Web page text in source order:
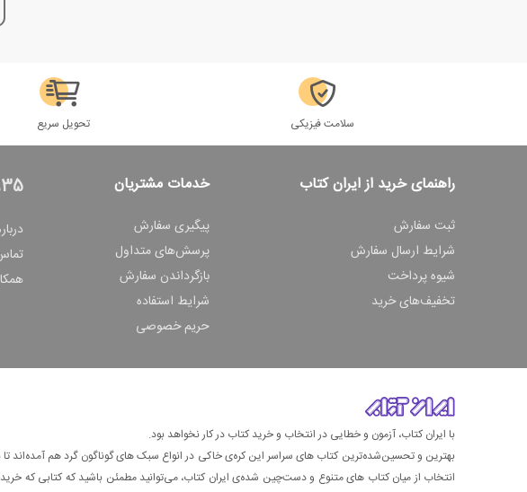
سلامت فیزیکی تحویل سریع
راهنمای خرید از ایران کتاب
ثبت سفارش
شرایط ارسال سفارش
شیوه پرداخت
تخفیف‌های خرید
خدمات مشتریان
پیگیری سفارش
پرسش‌های متداول
بازگرداندن سفارش
شرایط استفاده
حریم خصوصی
با ایران کتاب، آزمون و خطایی در انتخاب و خرید کتاب در کار نخواهد بود.
بهترین و تحسین‌شده‌ترین کتاب‌ های سراسر این کره‌ی خاکی در انواع سبک های گوناگون گرد هم آمده‌اند
انتخاب از میان کتاب های متنوع و دست‌چین شده‌ی ایران کتاب، می‌توانید مطمئن باشید که کتابی که